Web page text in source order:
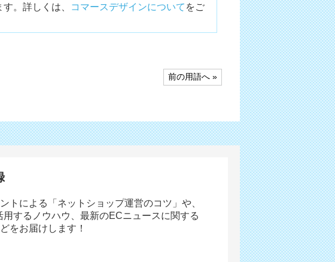
。詳しくは、
コマースデザインについて をご
前の用語へ »
トによる「ネットショップ運営のコツ」や、
用するノウハウ、最新のECニュースに関する
をお届けします！